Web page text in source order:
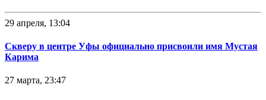
29 апреля, 13:04
Скверу в центре Уфы официально присвоили имя Мустая
Карима
27 марта, 23:47